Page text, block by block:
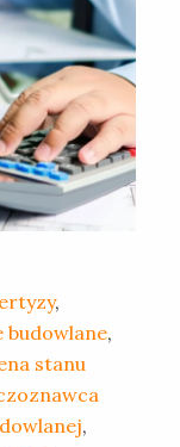
,
budowlane,
stanu
,